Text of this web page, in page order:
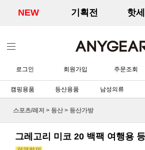
NEW 기획전 핫
로그인 회원가입 주문조회
캠핑용품 등산용품 남성의류
스포츠/레저 > 등산 > 등산가방
그레고리 미코 20 백팩 여행용